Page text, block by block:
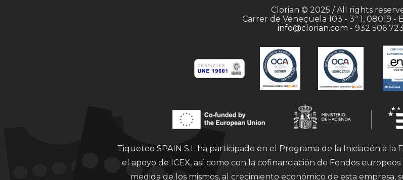
Clorian © 2025 / All rights
Carrer de Veneçuela 103 - 3ª 1, 08019 -
info@clorian.com - 932 506 723
Tiqueteo SPAIN S.L ha participado en el Programa de la Iniciación a la
el apoyo de ICEX, así como con la cofinanciación de Fondos
medida de los mismos, al crecimiento económico de esta empresa,